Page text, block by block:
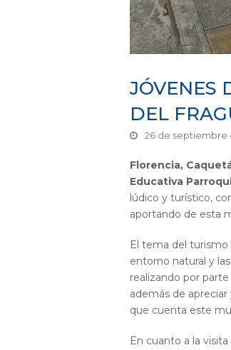
JÓVENES
DEL
26 de septiembre
Florencia,
Educativa
lúdico y turístico,
aportando de esta
El tema del turismo
entorno natural y
realizando por
además de
que cuenta este
En cuanto a la